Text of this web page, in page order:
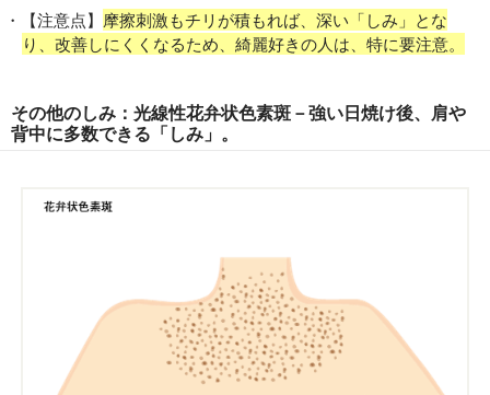
【注意点】 摩擦刺激もチリが積もれば、深い「しみ」とな
り、改善しにくくなるため、綺麗好きの人は、特に要注意。
その他のしみ：光線性花弁状色素斑－強い日焼け後、肩や
背中に多数できる「しみ」。